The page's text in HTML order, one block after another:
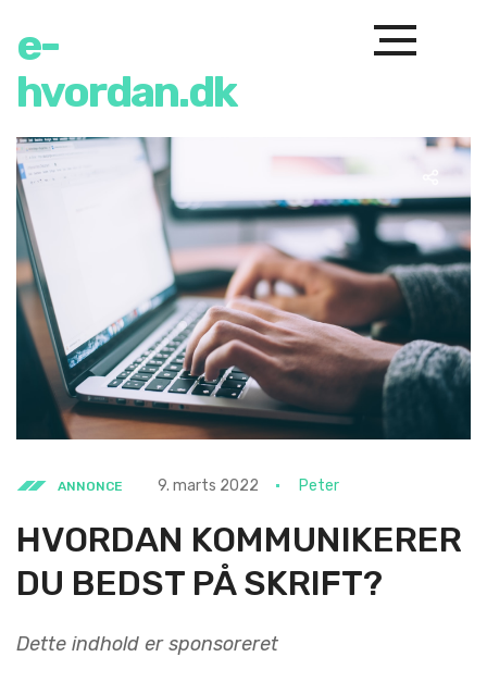
e-
hvordan.dk
ANNONCE 9. marts 2022 Peter
HVORDAN KOMMUNIKERER
DU BEDST PÅ SKRIFT?
Dette indhold er sponsoreret